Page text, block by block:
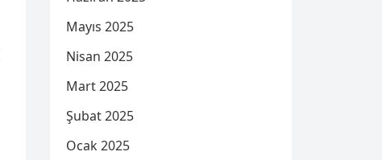
Mayıs 2025
Nisan 2025
Mart 2025
Şubat 2025
Ocak 2025